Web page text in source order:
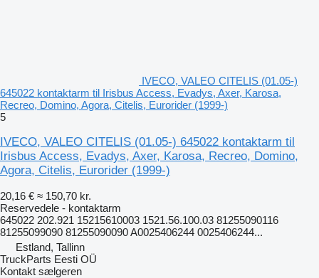
IVECO, VALEO CITELIS (01.05-)
645022 kontaktarm til Irisbus Access, Evadys, Axer, Karosa,
Recreo, Domino, Agora, Citelis, Eurorider (1999-)
5
IVECO, VALEO CITELIS (01.05-) 645022 kontaktarm til
Irisbus Access, Evadys, Axer, Karosa, Recreo, Domino,
Agora, Citelis, Eurorider (1999-)
20,16 € ≈ 150,70 kr.
Reservedele - kontaktarm
645022 202.921 15215610003 1521.56.100.03 81255090116
81255099090 81255090090 A0025406244 0025406244...
Estland, Tallinn
TruckParts Eesti OÜ
Kontakt sælgeren